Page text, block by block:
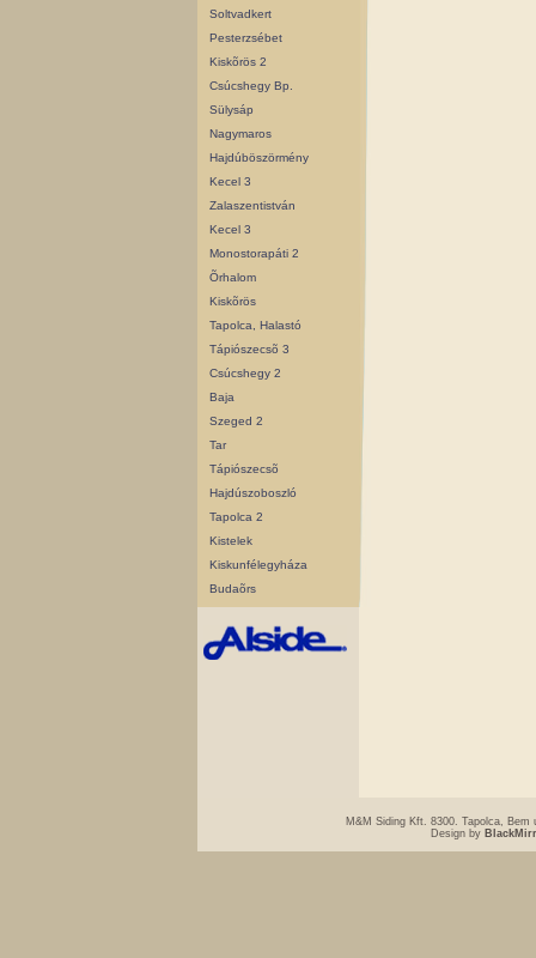
Soltvadkert
Pesterzsébet
Kiskõrös 2
Csúcshegy Bp.
Sülysáp
Nagymaros
Hajdúböszörmény
Kecel 3
Zalaszentistván
Kecel 3
Monostorapáti 2
Õrhalom
Kiskõrös
Tapolca, Halastó
Tápiószecsõ 3
Csúcshegy 2
Baja
Szeged 2
Tar
Tápiószecsõ
Hajdúszoboszló
Tapolca 2
Kistelek
Kiskunfélegyháza
Budaõrs
M&M Siding Kft. 8300. Tapolca,
Design by